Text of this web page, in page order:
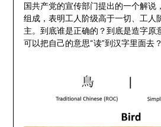
国共产党的宣传部门提出的一个解说
组成，表明工人阶级高于一切、工人
主。到底谁是正确的？到底是造字原
可以把自己的意思“读”到汉字里面去？